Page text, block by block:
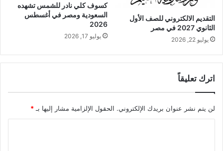
التقديم الالكتروني للصف الأول
الثانوي 2027 في مصر
يوليو 22, 2026
كسوف كلي نادر للشمس تشهده
السعودية ومصر في أغسطس
2026
يوليو 17, 2026
اترك تعليقاً
لن يتم نشر عنوان بريدك الإلكتروني. الحقول الإلزامية مشار إليها بـ *